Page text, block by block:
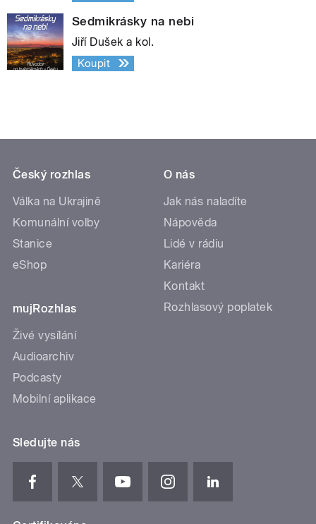
Sedmikrásky na nebi
Jiří Dušek a kol.
Koupit
Český rozhlas
Válka na Ukrajině
Komunální volby
Stanice
eShop
mujRozhlas
Živé vysílání
Audioarchiv
Podcasty
Mobilní aplikace
O nás
Jak nás naladíte
Nápověda
Lidé v rádiu
Kariéra
Kontakt
Rozhlasový poplatek
Sledujte nás